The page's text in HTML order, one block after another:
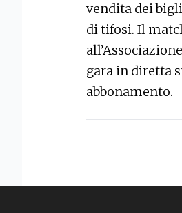
vendita dei
di tifosi. Il
gara in diretta
abbonamento.